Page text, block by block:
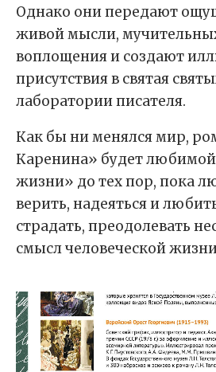
Однако они передают
живой мысли,
воплощения и создают
присутствия в святая
лаборатории писателя.
Как бы ни менялся мир,
Каренина» будет
жизни» до тех пор, пока
верить, надеяться и
страдать, преодолевать
смысл человеческой